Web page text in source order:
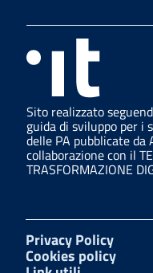
Sito realizzato
guida di sviluppo per i
delle PA pubblicate da
collaborazione con il
TRASFORMAZIONE
Privacy Policy
Cookies policy